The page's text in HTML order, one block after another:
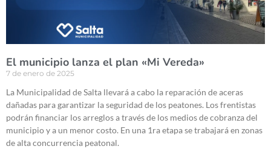
El municipio lanza el plan «Mi Vereda»
7 de enero de 2025
La Municipalidad de Salta llevará a cabo la reparación de aceras
dañadas para garantizar la seguridad de los peatones. Los frentistas
podrán financiar los arreglos a través de los medios de cobranza del
municipio y a un menor costo. En una 1ra etapa se trabajará en zonas
de alta concurrencia peatonal.